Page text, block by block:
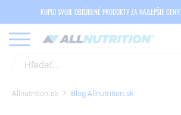
KUPUJ SVOJE OBĽÚBENÉ PRODUKTY ZA NAJLEPŠIE CENY!
Allnutrition.sk Blog Allnutrition.sk